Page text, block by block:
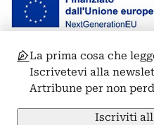
© 2011-2026 ARTRIBUNE srl –
00186 Roma - P.I. 11381581005
Privacy: Responsabile della
ARTRIBUNE srl – Corso
La prima cosa che
Iscrivetevi alla
Artribune per non
Iscriviti